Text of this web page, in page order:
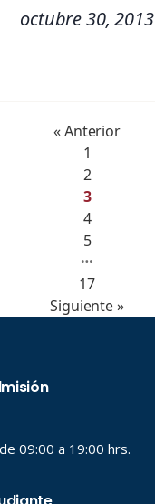
octubre 30, 2013
« Anterior
1
2
3
4
5
…
17
Siguiente »